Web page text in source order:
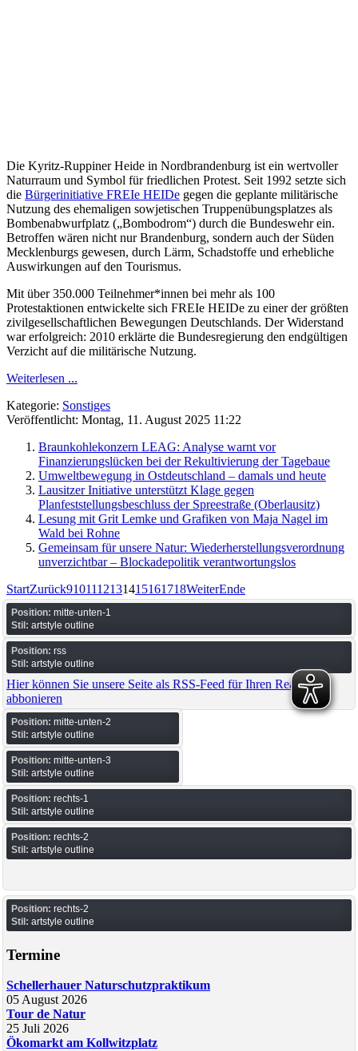
Die Kyritz-Ruppiner Heide in Nordbrandenburg ist ein wertvoller
Naturraum und Symbol für friedlichen Protest. Seit 1992 setzte sich
die Bürgerinitiative FREIe HEIDe gegen die geplante militärische
Nutzung des ehemaligen sowjetischen Truppenübungsplatzes als
Bombenabwurfplatz („Bombodrom“) durch die Bundeswehr ein.
Betroffen wären nicht nur Brandenburg, sondern auch der Süden
Mecklenburgs gewesen, durch Lärm, Schadstoffe und erhebliche
Auswirkungen auf den Tourismus.
Mit über 350.000 Teilnehmer*innen bei mehr als 100
Protestaktionen entwickelte sich FREIe HEIDe zu einer der größten
zivilgesellschaftlichen Bewegungen Deutschlands. Der Widerstand
war erfolgreich: 2010 erklärte die Bundesregierung den endgültigen
Verzicht auf die militärische Nutzung.
Weiterlesen ...
Kategorie: Sonstiges
Veröffentlicht: Montag, 11. August 2025 11:22
Braunkohlekonzern LEAG: Analyse warnt vor
Finanzierungslücken bei der Rekultivierung der Tagebaue
Umweltbewegung in Ostdeutschland – damals und heute
Lausitzer Initiative unterstützt Klage gegen
Planfeststellungsbeschluss der Spreestraße (Oberlausitz)
Lesung mit Grit Lemke und Grafiken von Maja Nagel im
Wald bei Rohne
Gemeinsam für unsere Natur: Wiederherstellungsverordnung
unverzichtbar – Blockadepolitik verantwortungslos
StartZurück9101112131415161718WeiterEnde
Position: mitte-unten-1
Stil: artstyle outline
Position: rss
Stil: artstyle outline
Hier können Sie unsere Seite als RSS-Feed für Ihren Reader
abbonieren
Position: mitte-unten-2
Stil: artstyle outline
Position: mitte-unten-3
Stil: artstyle outline
Position: rechts-1
Stil: artstyle outline
Position: rechts-2
Stil: artstyle outline
Position: rechts-2
Stil: artstyle outline
Termine
Schellerhauer Naturschutzpraktikum
05 August 2026
Tour de Natur
25 Juli 2026
Ökomarkt am Kollwitzplatz